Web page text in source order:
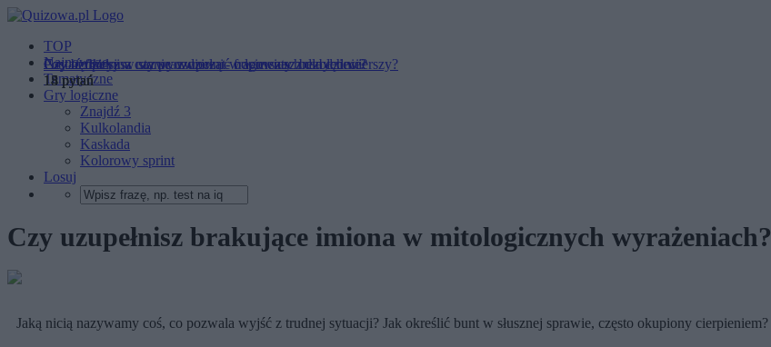
TOP
Najnowsze
Tematyczne
Gry logiczne
Znajdź 3
Kulkolandia
Kaskada
Kolorowy sprint
Losuj
Czy uzupełnisz brakujące imiona w mitologicznych wyrażeniach?
Jaką nicią nazywamy coś, co pozwala wyjść z trudnej sytuacji? Jak określić bunt w słusznej sprawie, często okupiony cierpieniem?
Postać fikcyjna czy prawdziwa - odpowiesz bezbłędnie?
14 pytań
Czy będziesz w stanie uzupełnić fragmenty znanych wierszy?
15 pytań
Czy uzupełnisz nazwy zwierząt w wierszach dla dzieci?
18 pytań